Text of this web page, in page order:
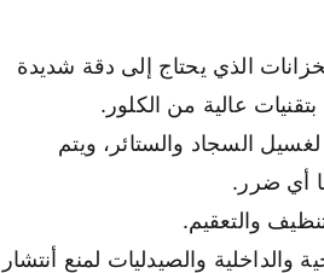
الذي يحتاج إلى دقة شديدة
عالية من الكلور.
السجاد والستائر، ويتم
أي ضرر.
والتعقيم.
والصيدليات لمنع أنتشار